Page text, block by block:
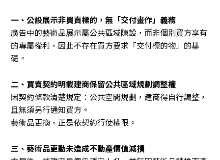
一、公設展示非買賣標的，無「交付畫作」義務
廣告中的藝術品展示屬公共區域陳設，而非個別買方享有
的專屬權利，因此不存在買方要求「交付標的物」的基
礎。
二、買賣契約明載建商保留公共區域規劃調整權
因契約條款清楚規定：公共空間規劃，建商得自行調整，
且無須另行通知買方。
藝術品更換，正是依契約行使權限。
三、藝術品更動未造成不動產價值減損